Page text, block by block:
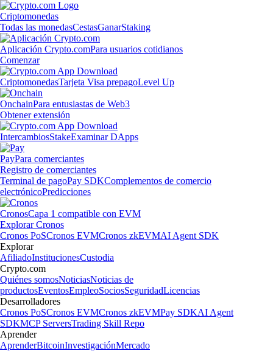
Criptomonedas
Todas las monedasCestasGanarStaking
Aplicación Crypto.comPara usuarios cotidianos
Comenzar
CriptomonedasTarjeta Visa prepagoLevel Up
OnchainPara entusiastas de Web3
Obtener extensión
IntercambiosStakeExaminar DApps
PayPara comerciantes
Registro de comerciantes
Terminal de pagoPay SDKComplementos de comercio
electrónicoPredicciones
CronosCapa 1 compatible con EVM
Explorar Cronos
Cronos PoSCronos EVMCronos zkEVMAI Agent SDK
Explorar
AfiliadoInstitucionesCustodia
Crypto.com
Quiénes somosNoticiasNoticias de
productosEventosEmpleoSociosSeguridadLicencias
Desarrolladores
Cronos PoSCronos EVMCronos zkEVMPay SDKAI Agent
SDKMCP ServersTrading Skill Repo
Aprender
AprenderBitcoinInvestigaciónMercado